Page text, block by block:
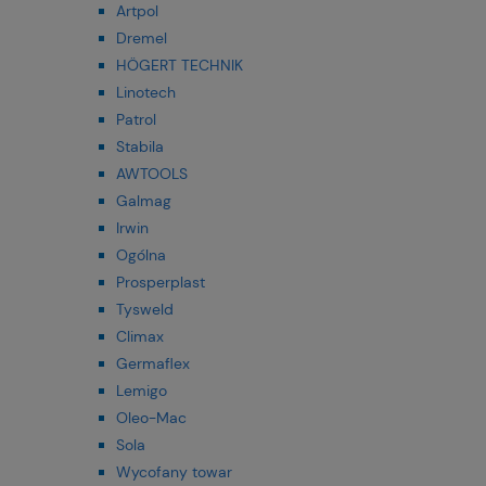
Artpol
Dremel
HÖGERT TECHNIK
Linotech
Patrol
Stabila
AWTOOLS
Galmag
Irwin
Ogólna
Prosperplast
Tysweld
Climax
Germaflex
Lemigo
Oleo-Mac
Sola
Wycofany towar